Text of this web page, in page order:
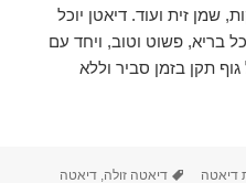
שמן זית ועוד. דיאטן יוכל
בריא, פשוט וטוב, ויחד עם
תקן בזמן סביר וללא
דיאטה תגיות
דיאטה זולה,דיאטה